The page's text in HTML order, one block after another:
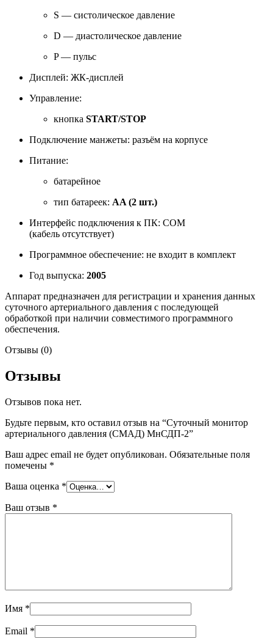
S — систолическое давление
D — диастолическое давление
P — пульс
Дисплей: ЖК-дисплей
Управление:
кнопка START/STOP
Подключение манжеты: разъём на корпусе
Питание:
батарейное
тип батареек: AA (2 шт.)
Интерфейс подключения к ПК: COM
(кабель отсутствует)
Программное обеспечение: не входит в комплект
Год выпуска: 2005
Аппарат предназначен для регистрации и хранения данных
суточного артериального давления с последующей
обработкой при наличии совместимого программного
обеспечения.
Отзывы (0)
Отзывы
Отзывов пока нет.
Будьте первым, кто оставил отзыв на “Суточный монитор
артериального давления (СМАД) МнСДП-2”
Ваш адрес email не будет опубликован. Обязательные поля
помечены *
Ваша оценка *
Ваш отзыв *
Имя *
Email *